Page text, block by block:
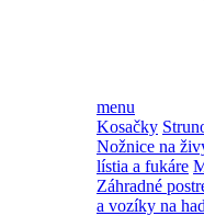
menu
Kosačky
Nožnice na
lístia a fukáre
Záhradné
a vozíky na